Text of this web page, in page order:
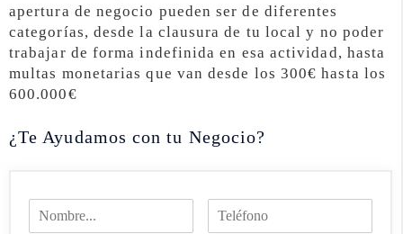
apertura de negocio pueden ser de diferentes
categorías, desde la clausura de tu local y no poder
trabajar de forma indefinida en esa actividad, hasta
multas monetarias que van desde los 300€ hasta los
600.000€
¿Te Ayudamos con tu Negocio?